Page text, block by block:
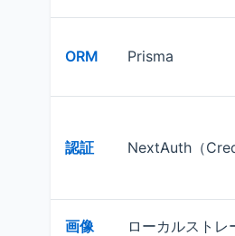
ORM Prisma
認証 NextAuth（
画像
ローカルストレ